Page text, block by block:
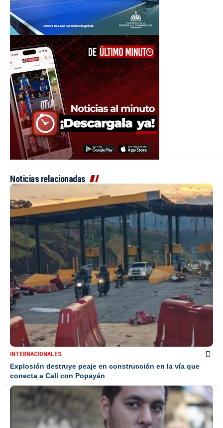
Noticias relacionadas
INTERNACIONALES
Explosión destruye peaje en construcción en la vía que
conecta a Cali con Popayán